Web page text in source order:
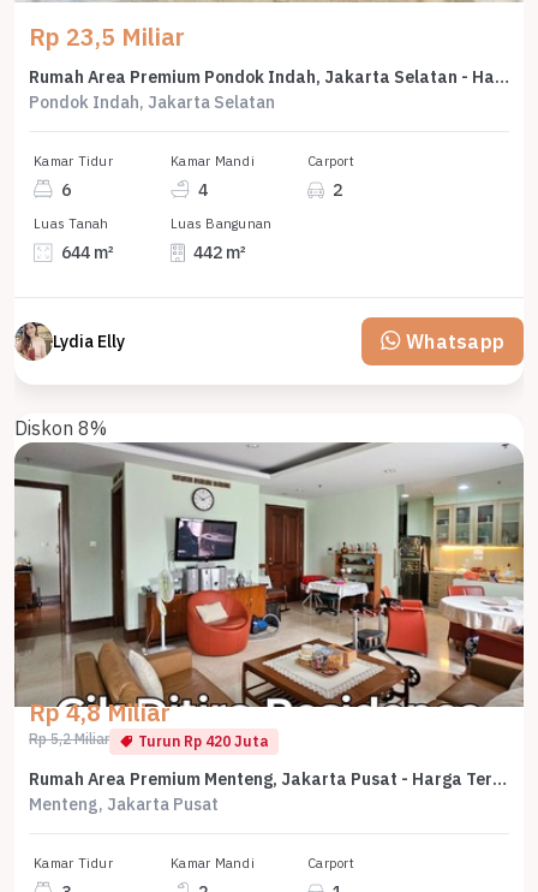
Rp 23,5 Miliar
Rumah Area Premium Pondok Indah, Jakarta Selatan - Harga Menarik 23,5 Miliar
Pondok Indah, Jakarta Selatan
Kamar Tidur
6
Kamar Mandi
4
Carport
2
Luas Tanah
644 m²
Luas Bangunan
442 m²
Lydia Elly Whatsapp
Diskon 8%
Rp 4,8 Miliar
Rp 5,2 Miliar Turun Rp 420 Juta
Rumah Area Premium Menteng, Jakarta Pusat - Harga Terbaik 4,8 Miliar
Menteng, Jakarta Pusat
Kamar Tidur Kamar Mandi Carport